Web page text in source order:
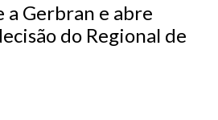
a Gerbran e abre
do Regional de